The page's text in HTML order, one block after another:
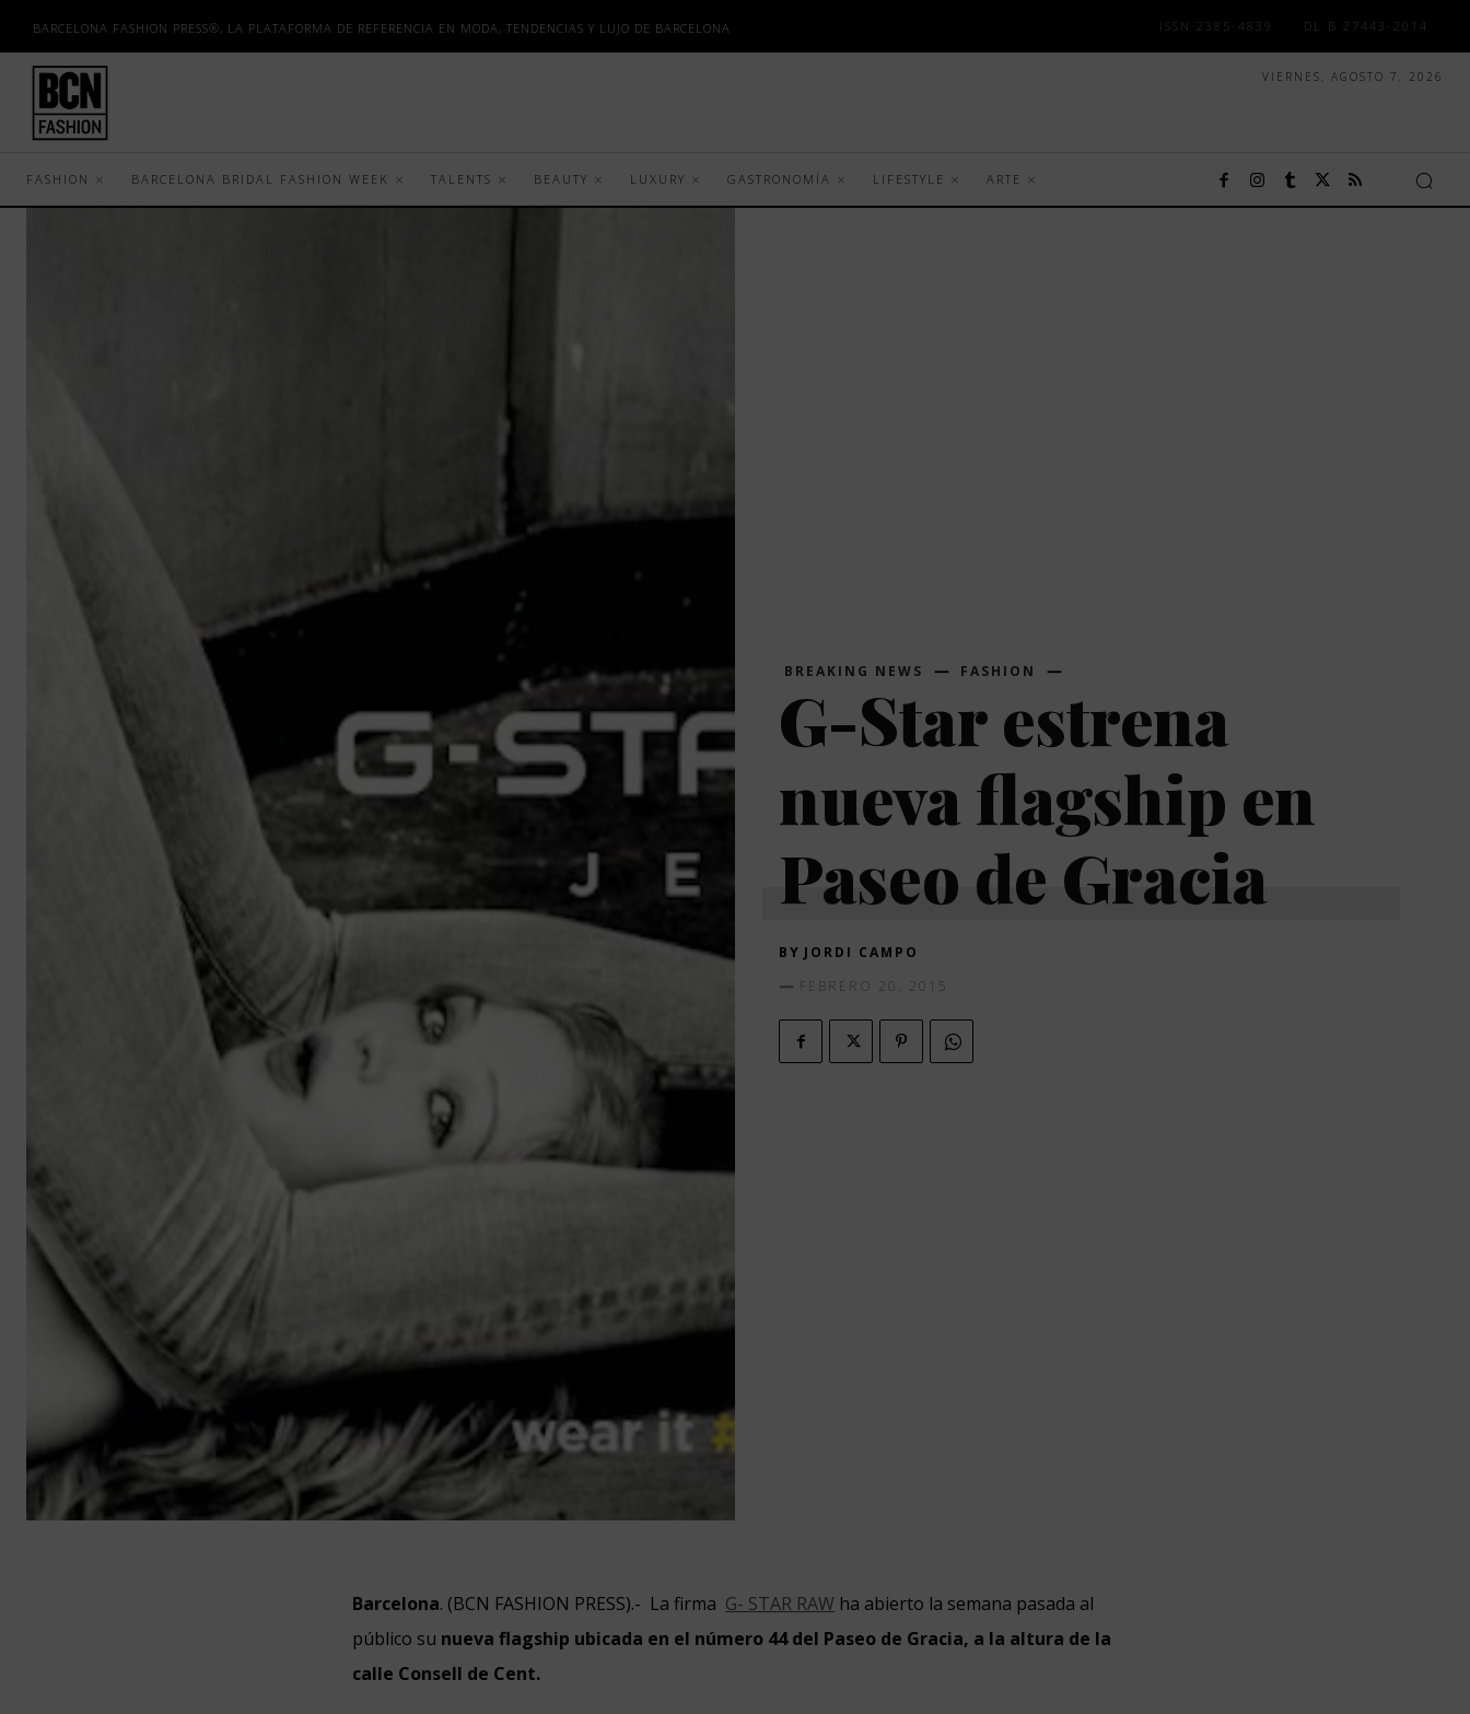
BARCELONA FASHION PRESS®, LA PLATAFORMA DE REFERENCIA EN MODA, TENDENCIAS Y LUJO DE BARCELONA ISSN 2385-4839 DL B 27443-2014
VIERNES, AGOSTO 7, 2026
FASHION BARCELONA BRIDAL FASHION WEEK TALENTS BEAUTY LUXURY GASTRONOMÍA LIFESTYLE ARTE
BREAKING NEWS FASHION
G-Star estrena
nueva flagship en
Paseo de Gracia
BY JORDI CAMPO
FEBRERO 20, 2015
Barcelona. (BCN FASHION PRESS).- La firma G- STAR RAW ha abierto la semana pasada al
público su nueva flagship ubicada en el número 44 del Paseo de Gracia, a la altura de la
calle Consell de Cent.